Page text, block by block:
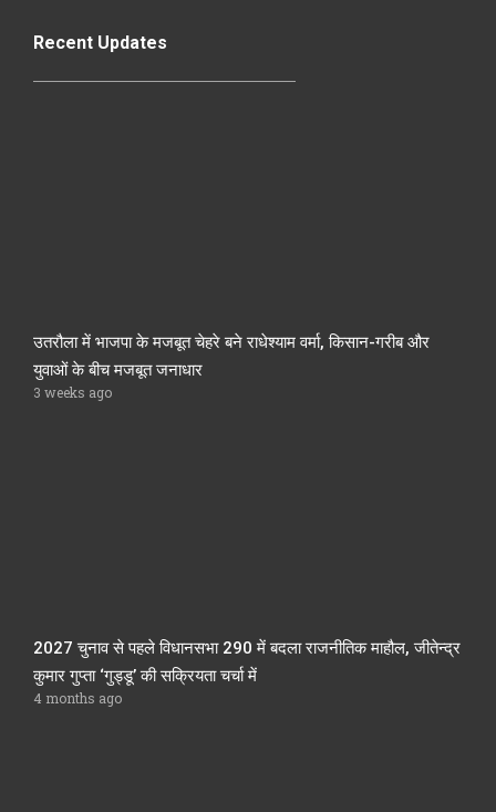
Recent Updates
उतरौला में भाजपा के मजबूत चेहरे बने राधेश्याम वर्मा, किसान-गरीब और
युवाओं के बीच मजबूत जनाधार
3 weeks ago
2027 चुनाव से पहले विधानसभा 290 में बदला राजनीतिक माहौल, जीतेन्द्र
कुमार गुप्ता ‘गुड्डू’ की सक्रियता चर्चा में
4 months ago